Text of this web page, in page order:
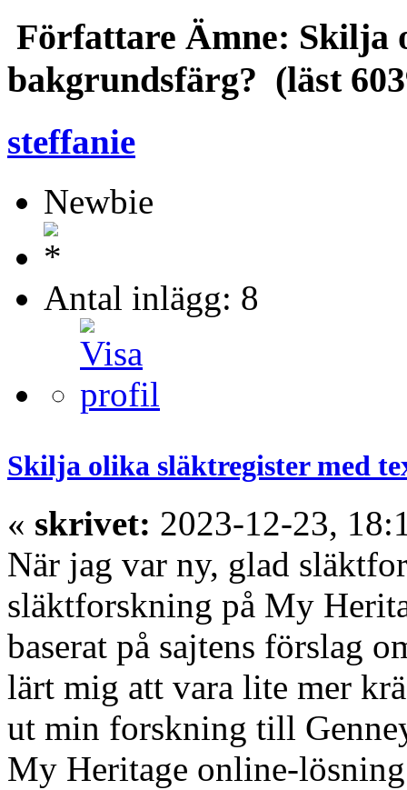
Författare Ämne: Skilja
bakgrundsfärg? (läst
steffanie
Newbie
Antal inlägg: 8
Skilja olika släktregister med
« skrivet: 2023-12-23,
När jag var ny, glad
släktforskning på My
baserat på sajtens förslag
lärt mig att vara lite mer
ut min forskning till
My Heritage online-